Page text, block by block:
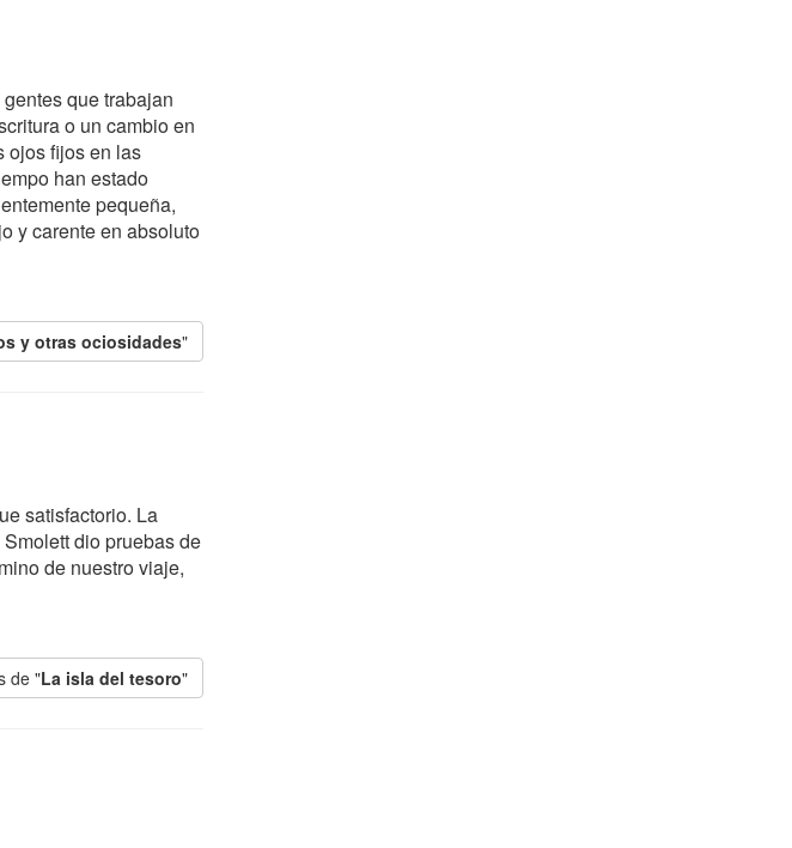
que trabajan
o un cambio en
ojos fijos en las
han estado
pequeña,
y carente en absoluto
y otras ociosidades"
satisfactorio. La
dio pruebas de
de nuestro viaje,
de "La isla del tesoro"